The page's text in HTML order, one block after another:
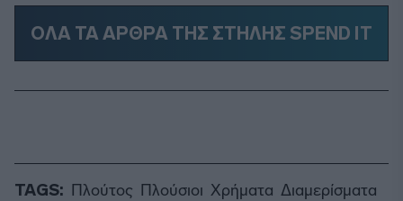
ΟΛΑ ΤΑ ΑΡΘΡΑ ΤΗΣ ΣΤΗΛΗΣ SPEND IT
TAGS: Πλούτος Πλούσιοι Χρήματα Διαμερίσματα